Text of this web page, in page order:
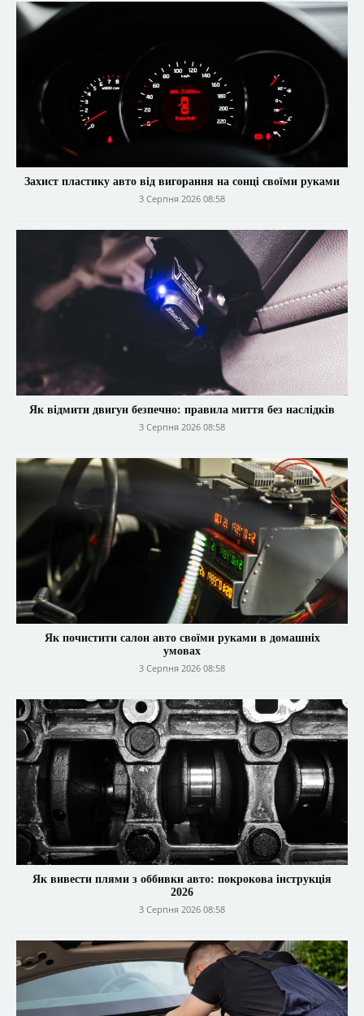
Захист пластику авто від вигорання на сонці своїми руками
3 Серпня 2026 08:58
Як відмити двигун безпечно: правила миття без наслідків
3 Серпня 2026 08:58
Як почистити салон авто своїми руками в домашніх
умовах
3 Серпня 2026 08:58
Як вивести плями з оббивки авто: покрокова інструкція
2026
3 Серпня 2026 08:58